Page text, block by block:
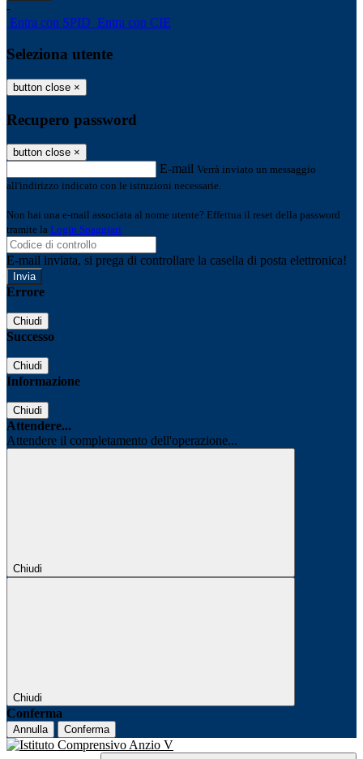
-
Entra con SPID Entra con CIE
Seleziona utente
button close ×
Recupero password
button close ×
E-mail Verrà inviato un messaggio
all'indirizzo indicato con le istruzioni necessarie.
Non hai una e-mail associata al nome utente? Effettua il reset della password
tramite la Login Spaggiari
E-mail inviata, si prega di controllare la casella di posta elettronica!
Errore
Chiudi
Successo
Chiudi
Informazione
Chiudi
Attendere...
Attendere il completamento dell'operazione...
Chiudi
Chiudi
Conferma
Annulla Conferma